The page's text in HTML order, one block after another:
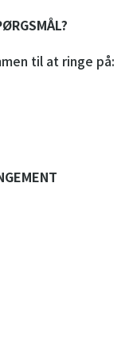
til at ringe på: